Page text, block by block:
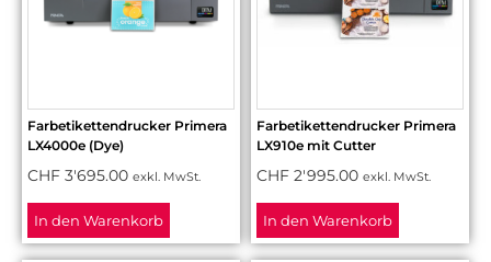
Farbetikettendrucker Primera
LX4000e (Dye)
CHF 3'695.00 exkl. MwSt.
In den Warenkorb
Farbetikettendrucker Primera
LX910e mit Cutter
CHF 2'995.00 exkl. MwSt.
In den Warenkorb